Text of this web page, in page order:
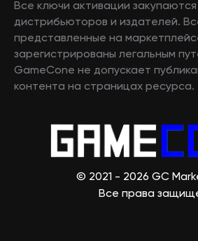
Все ключи активации
дистрибьюторов и издателей.
представленные на
зарегистрированы легальным
GameCone не допускает
контента на страницах ресурса.
© 2021 - 2026 GC
Все права